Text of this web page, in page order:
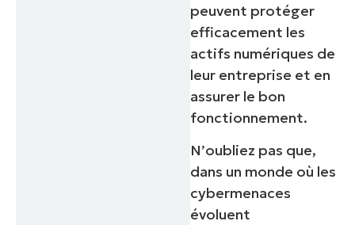
peuvent protéger
efficacement les
actifs numériques de
leur entreprise et en
assurer le bon
fonctionnement.
N’oubliez pas que,
dans un monde où les
cybermenaces
évoluent